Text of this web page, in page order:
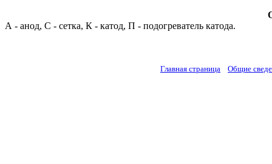
А - анод, С - сетка, К - катод, П - подогреватель катода.
Главная страница Общие